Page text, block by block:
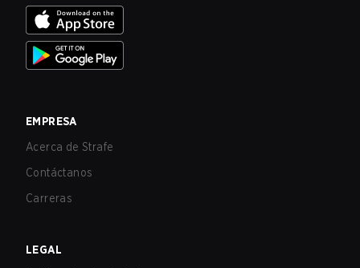
EMPRESA
Acerca de Strafe
Contáctanos
Carreras
LEGAL